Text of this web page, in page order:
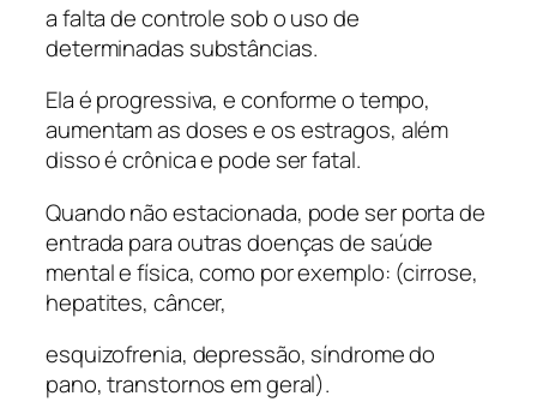
a falta de controle sob o uso de
determinadas substâncias.
Ela é progressiva, e conforme o tempo,
aumentam as doses e os estragos, além
disso é crônica e pode ser fatal.
Quando não estacionada, pode ser porta de
entrada para outras doenças de saúde
mental e física, como por exemplo: (cirrose,
hepatites, câncer,
esquizofrenia, depressão, síndrome do
pano, transtornos em geral).